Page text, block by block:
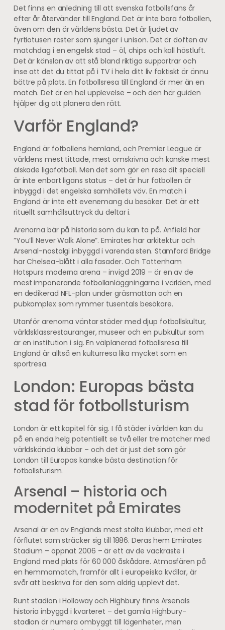
Det finns en anledning till att svenska fotbollsfans år
efter år återvänder till England. Det är inte bara fotbollen,
även om den är världens bästa. Det är ljudet av
fyrtiotusen röster som sjunger i unison. Det är doften av
matchdag i en engelsk stad – öl, chips och kall höstluft.
Det är känslan av att stå bland riktiga supportrar och
inse att det du tittat på i TV i hela ditt liv faktiskt är ännu
bättre på plats. En fotbollsresa till England är mer än en
match. Det är en hel upplevelse – och den här guiden
hjälper dig att planera den rätt.
Varför England?
England är fotbollens hemland, och Premier League är
världens mest tittade, mest omskrivna och kanske mest
älskade ligafotboll. Men det som gör en resa dit speciell
är inte enbart ligans status – det är hur fotbollen är
inbyggd i det engelska samhällets väv. En match i
England är inte ett evenemang du besöker. Det är ett
rituellt samhällsuttryck du deltar i.
Arenorna bär på historia som du kan ta på. Anfield har
”You’ll Never Walk Alone”. Emirates har arkitektur och
Arsenal-nostalgi inbyggd i varenda sten. Stamford Bridge
har Chelsea-blått i alla fasader. Och Tottenham
Hotspurs moderna arena – invigd 2019 – är en av de
mest imponerande fotbollanläggningarna i världen, med
en dedikerad NFL-plan under gräsmattan och en
pubkomplex som rymmer tusentals besökare.
Utanför arenorna väntar städer med djup fotbollskultur,
världsklassrestauranger, museer och en pubkultur som
är en institution i sig. En välplanerad fotbollsresa till
England är alltså en kulturresa lika mycket som en
sportresa.
London: Europas bästa
stad för fotbollsturism
London är ett kapitel för sig. I få städer i världen kan du
på en enda helg potentiellt se två eller tre matcher med
världskända klubbar – och det är just det som gör
London till Europas kanske bästa destination för
fotbollsturism.
Arsenal – historia och
modernitet på Emirates
Arsenal är en av Englands mest stolta klubbar, med ett
förflutet som sträcker sig till 1886. Deras hem Emirates
Stadium – öppnat 2006 – är ett av de vackraste i
England med plats för 60 000 åskådare. Atmosfären på
en hemmamatch, framför allt i europeiska kvällar, är
svår att beskriva för den som aldrig upplevt det.
Runt stadion i Holloway och Highbury finns Arsenals
historia inbyggd i kvarteret – det gamla Highbury-
stadion är numera ombyggt till lägenheter, men